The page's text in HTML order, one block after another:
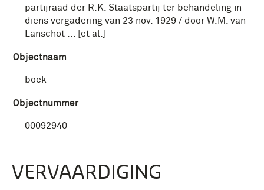
partijraad der R.K. Staatspartij ter behandeling in
diens vergadering van 23 nov. 1929 / door W.M. van
Lanschot ... [et al.]
Objectnaam
boek
Objectnummer
00092940
VERVAARDIGING